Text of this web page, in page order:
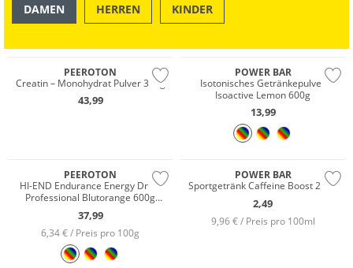
DAMEN HERREN KINDER
PEEROTON
Creatin – Monohydrat Pulver 300g
43,99
POWER BAR
Isotonisches Getränkepulver
Isoactive Lemon 600g
13,99
PEEROTON
HI-END Endurance Energy Drink
Professional Blutorange 600g
Christoph Strasser
37,99
6,34 € / Preis pro 100g
POWER BAR
Sportgetränk Caffeine Boost 25ml
2,49
9,96 € / Preis pro 100ml